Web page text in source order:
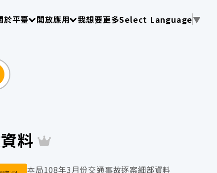
用 TAB 操作選單
於平臺請使用 TAB 操作選單
開放應用請使用 TAB 操作選單
我想要更多Select Language▼
料
本局108年3月份交通事故逐案細部資料